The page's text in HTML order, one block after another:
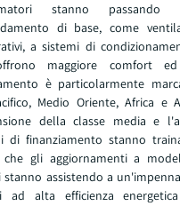
stanno
di base, come
a sistemi di
maggiore comfort ed
è particolarmente
Medio Oriente, Africa e
della classe media e
di finanziamento stanno
che gli aggiornamenti a
stanno assistendo a
ad alta efficienza